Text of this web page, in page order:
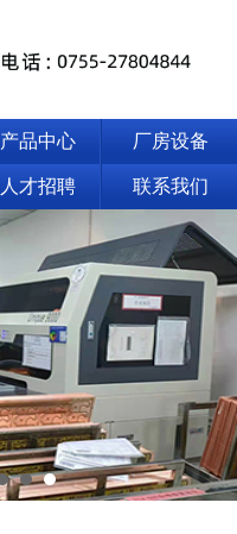
产品中心 厂房设备
人才招聘 联系我们